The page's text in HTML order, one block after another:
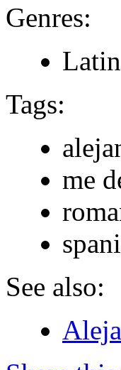
Genres:
Latin
Tags:
me
See also: